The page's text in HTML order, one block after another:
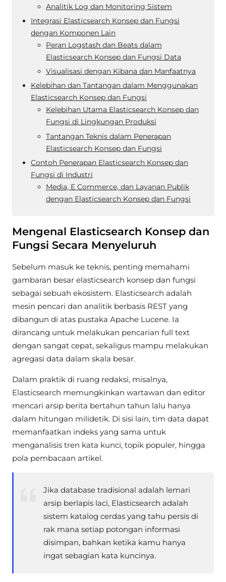
Analitik Log dan Monitoring Sistem
Integrasi Elasticsearch Konsep dan Fungsi
dengan Komponen Lain
Peran Logstash dan Beats dalam
Elasticsearch Konsep dan Fungsi Data
Visualisasi dengan Kibana dan Manfaatnya
Kelebihan dan Tantangan dalam Menggunakan
Elasticsearch Konsep dan Fungsi
Kelebihan Utama Elasticsearch Konsep dan
Fungsi di Lingkungan Produksi
Tantangan Teknis dalam Penerapan
Elasticsearch Konsep dan Fungsi
Contoh Penerapan Elasticsearch Konsep dan
Fungsi di Industri
Media, E Commerce, dan Layanan Publik
dengan Elasticsearch Konsep dan Fungsi
Mengenal Elasticsearch Konsep dan
Fungsi Secara Menyeluruh
Sebelum masuk ke teknis, penting memahami
gambaran besar elasticsearch konsep dan fungsi
sebagai sebuah ekosistem. Elasticsearch adalah
mesin pencari dan analitik berbasis REST yang
dibangun di atas pustaka Apache Lucene. Ia
dirancang untuk melakukan pencarian full text
dengan sangat cepat, sekaligus mampu melakukan
agregasi data dalam skala besar.
Dalam praktik di ruang redaksi, misalnya,
Elasticsearch memungkinkan wartawan dan editor
mencari arsip berita bertahun tahun lalu hanya
dalam hitungan milidetik. Di sisi lain, tim data dapat
memanfaatkan indeks yang sama untuk
menganalisis tren kata kunci, topik populer, hingga
pola pembacaan artikel.
Jika database tradisional adalah lemari
arsip berlapis laci, Elasticsearch adalah
sistem katalog cerdas yang tahu persis di
rak mana setiap potongan informasi
disimpan, bahkan ketika kamu hanya
ingat sebagian kata kuncinya.